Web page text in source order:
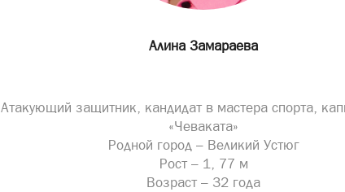
Алина Замараева
Атакующий защитник, кандидат в мастера спорта,
«Чеваката»
Родной город – Великий Устюг
Рост – 1, 77 м
Возраст – 32 года